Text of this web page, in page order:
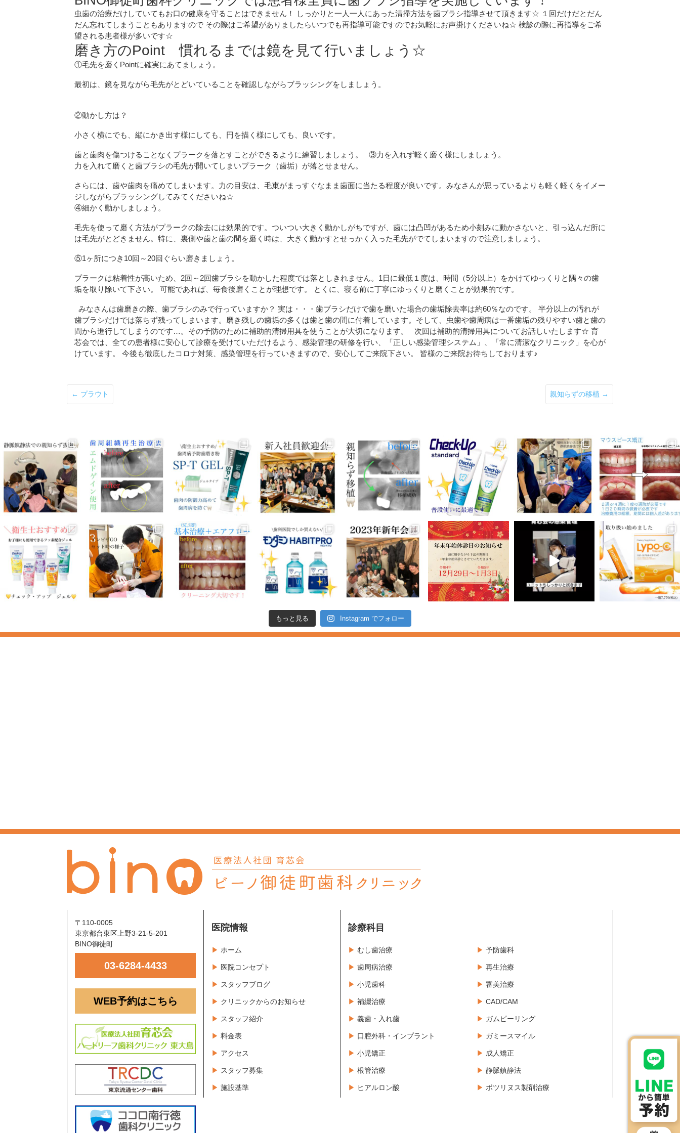
虫歯の治療だけしていてもお口の健康を守ることはできません！ しっかりと一人一人にあった清掃方法を歯ブラシ指導させて頂きます☆ １回だけだとだん
だん忘れてしまうこともありますので その際はご希望がありましたらいつでも再指導可能ですのでお気軽にお声掛けくださいね☆ 検診の際に再指導をご希
望される患者様が多いです☆
磨き方のPoint 慣れるまでは鏡を見て行いましょう☆
①毛先を磨くPointに確実にあてましょう。
最初は、鏡を見ながら毛先がとどいていることを確認しながらブラッシングをしましょう。
②動かし方は？
小さく横にでも、縦にかき出す様にしても、円を描く様にしても、良いです。
歯と歯肉を傷つけることなくプラークを落とすことができるように練習しましょう。 ③力を入れず軽く磨く様にしましょう。
力を入れて磨くと歯ブラシの毛先が開いてしまいプラーク（歯垢）が落とせません。
さらには、歯や歯肉を痛めてしまいます。力の目安は、毛束がまっすぐなまま歯面に当たる程度が良いです。みなさんが思っているよりも軽く軽くをイメー
ジしながらブラッシングしてみてくださいね☆
④細かく動かしましょう。
毛先を使って磨く方法がプラークの除去には効果的です。ついつい大きく動かしがちですが、歯には凸凹があるため小刻みに動かさないと、引っ込んだ所に
は毛先がとどきません。特に、裏側や歯と歯の間を磨く時は、大きく動かすとせっかく入った毛先がでてしまいますので注意しましょう。
⑤1ヶ所につき10回～20回ぐらい磨きましょう。
プラークは粘着性が高いため、2回～2回歯ブラシを動かした程度では落としきれません。1日に最低１度は、時間（5分以上）をかけてゆっくりと隅々の歯
垢を取り除いて下さい。 可能であれば、毎食後磨くことが理想です。 とくに、寝る前に丁寧にゆっくりと磨くことが効果的です。
みなさんは歯磨きの際、歯ブラシのみで行っていますか？ 実は・・・歯ブラシだけで歯を磨いた場合の歯垢除去率は約60％なのです。 半分以上の汚れが
歯ブラシだけでは落ちず残ってしまいます。磨き残しの歯垢の多くは歯と歯の間に付着しています。そして、虫歯や歯周病は一番歯垢の残りやすい歯と歯の
間から進行してしまうのです…。その予防のために補助的清掃用具を使うことが大切になります。 次回は補助的清掃用具についてお話しいたします☆ 育
芯会では、全ての患者様に安心して診療を受けていただけるよう、感染管理の研修を行い、「正しい感染管理システム」、「常に清潔なクリニック」を心が
けています。 今後も徹底したコロナ対策、感染管理を行っていきますので、安心してご来院下さい。 皆様のご来院お待ちしております♪
← プラウト 親知らずの移植 →
もっと見る Instagram でフォロー
〒110-0005
東京都台東区上野3-21-5-201
BINO御徒町
03-6284-4433
WEB予約はこちら
医院情報
ホーム
医院コンセプト
スタッフブログ
クリニックからのお知らせ
スタッフ紹介
料金表
アクセス
スタッフ募集
施設基準
診療科目
むし歯治療 予防歯科
歯周病治療 再生治療
小児歯科 審美治療
補綴治療 CAD/CAM
義歯・入れ歯 ガムピーリング
口腔外科・インプラント ガミースマイル
小児矯正 成人矯正
根管治療 静脈鎮静法
ヒアルロン酸 ボツリヌス製剤治療